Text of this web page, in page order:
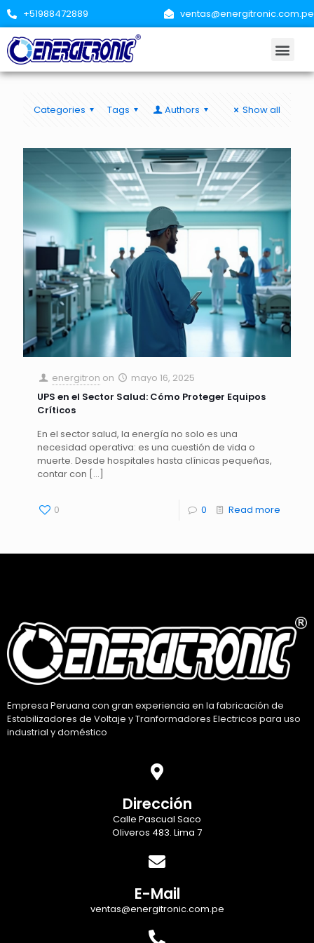
+51988472889 ventas@energitronic.com.pe
Categories Tags Authors Show all
energitron on
mayo 16, 2025
UPS en el Sector Salud: Cómo Proteger Equipos
Críticos
En el sector salud, la energía no solo es una
necesidad operativa: es una cuestión de vida o
muerte. Desde hospitales hasta clínicas pequeñas,
contar con […]
0 0 Read more
Empresa Peruana con gran experiencia en la fabricación de
Estabilizadores de Voltaje y Tranformadores Electricos para uso
industrial y doméstico
Dirección
Calle Pascual Saco
Oliveros 483. Lima 7
E-Mail
ventas@energitronic.com.pe